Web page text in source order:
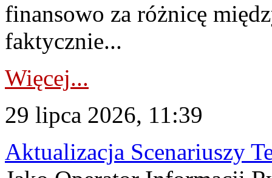
finansowo za różnicę
faktycznie...
Więcej...
29 lipca 2026, 11:39
Aktualizacja Scenariuszy